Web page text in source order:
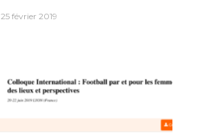
25 février 2019